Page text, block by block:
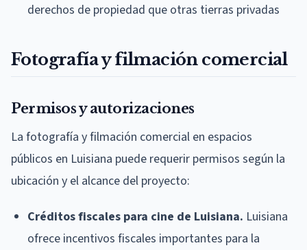
derechos de propiedad que otras tierras privadas
Fotografía y filmación comercial
Permisos y autorizaciones
La fotografía y filmación comercial en espacios
públicos en Luisiana puede requerir permisos según la
ubicación y el alcance del proyecto:
Créditos fiscales para cine de Luisiana. Luisiana
ofrece incentivos fiscales importantes para la